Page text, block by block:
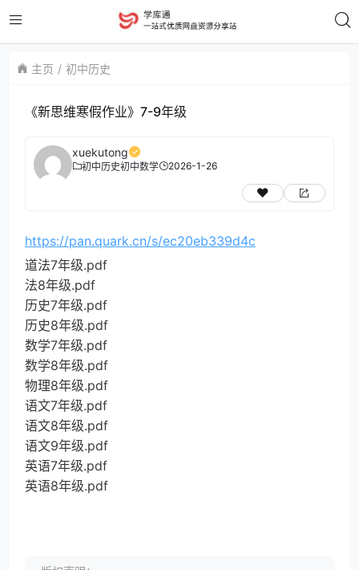
主页 初中历史
《新思维寒假作业》7-9年级
xuekutong
初中历史初中数学 2026-1-26
https://pan.quark.cn/s/ec20eb339d4c
道法7年级.pdf
法8年级.pdf
历史7年级.pdf
历史8年级.pdf
数学7年级.pdf
数学8年级.pdf
物理8年级.pdf
语文7年级.pdf
语文8年级.pdf
语文9年级.pdf
英语7年级.pdf
英语8年级.pdf